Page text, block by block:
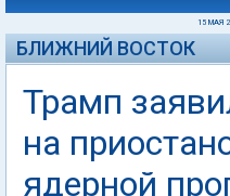
15 МАЯ
БЛИЖНИЙ ВОСТОК
Трамп
на
ядерной